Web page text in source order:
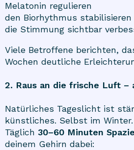
Melatonin regulieren
den Biorhythmus stabilisieren
die Stimmung sichtbar
Viele Betroffene berichten,
Wochen deutliche
2. Raus an die frische Luft –
Natürliches Tageslicht ist
künstliches. Selbst im Winter.
Täglich 30–60 Minuten
deinem Gehirn dabei: